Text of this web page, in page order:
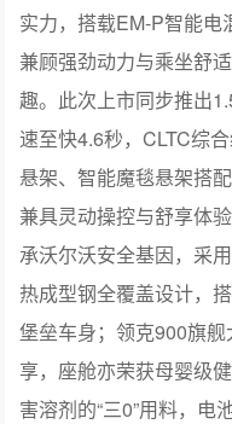
悬架、智能魔毯悬架搭
兼具灵动操控与舒享体
承沃尔沃安全基因，采
热成型钢全覆盖设计，
堡垒车身；领克900旗舰
享，座舱亦荣获母婴级
害溶剂的“三0”用料，电
证，以一脉相承的全域
安全守护。
旗舰双车战略